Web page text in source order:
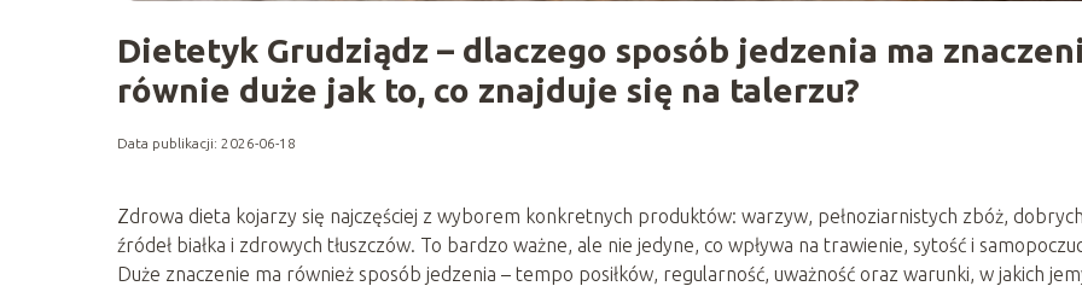
Dietetyk Grudziądz – dlaczego sposób jedzenia ma
równie duże jak to, co znajduje się na talerzu?
Data publikacji: 2026-06-18
Zdrowa dieta kojarzy się najczęściej z wyborem konkretnych produktów: warzyw, pełnoziarnistych zbóż, dobrych
źródeł białka i zdrowych tłuszczów. To bardzo ważne, ale nie jedyne, co wpływa na trawienie, sytość i
Duże znaczenie ma również sposób jedzenia – tempo posiłków, regularność, uważność oraz warunki, w jakich